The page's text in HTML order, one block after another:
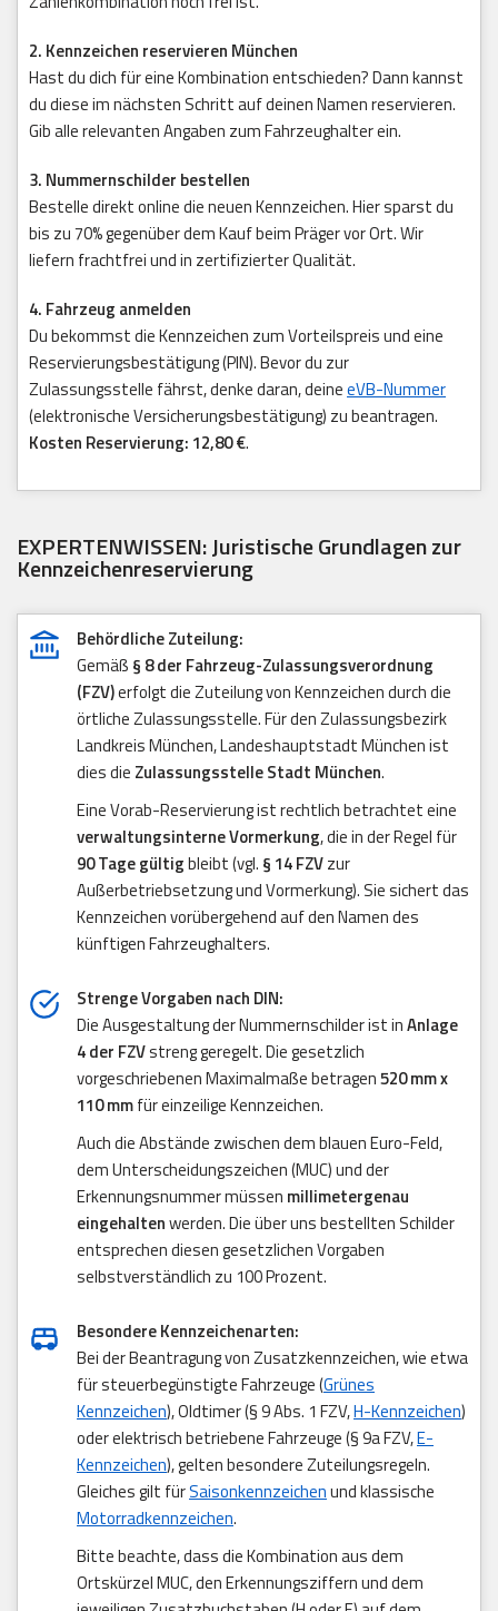
2. Kennzeichen reservieren München
Hast du dich für eine Kombination entschieden? Dann kannst
du diese im nächsten Schritt auf deinen Namen reservieren.
Gib alle relevanten Angaben zum Fahrzeughalter ein.
3. Nummernschilder bestellen
Bestelle direkt online die neuen Kennzeichen. Hier sparst du
bis zu 70% gegenüber dem Kauf beim Präger vor Ort. Wir
liefern frachtfrei und in zertifizierter Qualität.
4. Fahrzeug anmelden
Du bekommst die Kennzeichen zum Vorteilspreis und eine
Reservierungsbestätigung (PIN). Bevor du zur
Zulassungsstelle fährst, denke daran, deineeVB-Nummer
(elektronische Versicherungsbestätigung) zu beantragen.
Kosten Reservierung: 12,80 €.
EXPERTENWISSEN: Juristische Grundlagen zur
Kennzeichenreservierung
Behördliche Zuteilung:
Gemäß § 8 der Fahrzeug-Zulassungsverordnung
(FZV)erfolgt die Zuteilung von Kennzeichen durch die
örtliche Zulassungsstelle. Für den Zulassungsbezirk
Landkreis München, Landeshauptstadt München ist
dies die Zulassungsstelle Stadt München.
Eine Vorab-Reservierung ist rechtlich betrachtet eine
verwaltungsinterne Vormerkung, die in der Regel für
90 Tage gültigbleibt (vgl. § 14 FZVzur
Außerbetriebsetzung und Vormerkung). Sie sichert das
Kennzeichen vorübergehend auf den Namen des
künftigen Fahrzeughalters.
Strenge Vorgaben nach DIN:
Die Ausgestaltung der Nummernschilder ist inAnlage
4 der FZVstreng geregelt. Die gesetzlich
vorgeschriebenen Maximalmaße betragen520 mm x
110 mmfür einzeilige Kennzeichen.
Auch die Abstände zwischen dem blauen Euro-Feld,
dem Unterscheidungszeichen (MUC) und der
Erkennungsnummer müssen millimetergenau
eingehaltenwerden. Die über uns bestellten Schilder
entsprechen diesen gesetzlichen Vorgaben
selbstverständlich zu 100 Prozent.
Besondere Kennzeichenarten:
Bei der Beantragung von Zusatzkennzeichen, wie etwa
für steuerbegünstigte Fahrzeuge (Grünes
Kennzeichen), Oldtimer (§ 9 Abs. 1 FZV,H-Kennzeichen)
oder elektrisch betriebene Fahrzeuge (§ 9a FZV,E-
Kennzeichen), gelten besondere Zuteilungsregeln.
Gleiches gilt fürSaisonkennzeichenund klassische
Motorradkennzeichen.
Bitte beachte, dass die Kombination aus dem
Ortskürzel MUC, den Erkennungsziffern und dem